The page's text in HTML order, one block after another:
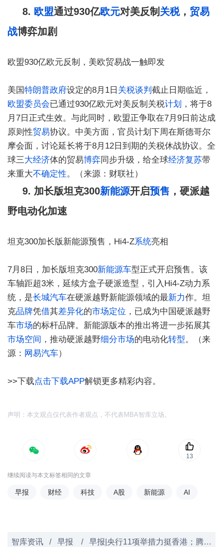
8. 欧盟通过930亿欧元对美反制 关税， 贸易
战博弈加剧
欧盟930亿欧元反制，美欧贸易战一触即发
美国特朗普政府设定的8月1日 关税谈判 截止日期临近，
欧盟委员会已通过930亿欧元对美反制关税计划 ，将于8
月7日正式生效。与此同时，欧盟正争取在7月9日前达成
原则性贸易协议。中美方面，官员计划下周在斯德哥尔
摩会面，讨论延长将于8月12日到期的关税休战协议。全
球三大经济体的贸易博弈同步升级，给全球经济复苏带
来重大不确定性。（来源：财联社）
9. 加长版坦克300新能源开启预售 ，硬派越
野电动化加速
坦克300加长版新能源预售，Hi4-Z系统亮相
7月8日，加长版坦克300新能源车型正式开启预售。该
车轴距超3米，延续方盒子硬派造型，引入Hi4-Z动力系
统，是长城汽车在硬派越野新能源领域的最新力作。坦
克品牌凭借其差异化的市场定位 ，已成为中国硬派越野
车市场的标杆品牌。新能源版本的推出将进一步拓展其
市场空间 ，推动硬派越野细分市场的电动化转型。（来
源： 网易汽车）
>>下载点击下载APP解锁更多精彩内容。
声明：本文观点仅代表作者观点，不代表MBA智库立场。
13
继续阅读与本文标签相同的文章
早报 财经 科技 A股 新能源 AI
智库资讯 / 早报 / 早报|央行11项举措力挺香港；腾讯混元Hy3发布Agent；A股失守4000点新能源领涨